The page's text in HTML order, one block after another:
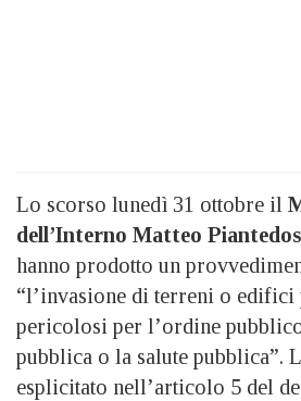
Lo scorso lunedì 31 ottobre il
dell’Interno Matteo
hanno prodotto un
“l’invasione di terreni o edifici
pericolosi per l’ordine
pubblica o la salute pubblica”.
esplicitato nell’articolo 5 del